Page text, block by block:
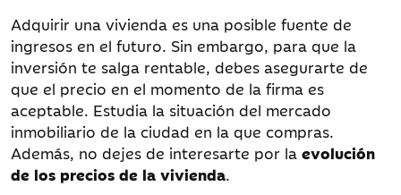
Adquirir una vivienda es una posible fuente de
ingresos en el futuro. Sin embargo, para que la
inversión te salga rentable, debes asegurarte de
que el precio en el momento de la firma es
aceptable. Estudia la situación del mercado
inmobiliario de la ciudad en la que compras.
Además, no dejes de interesarte por la evolución
de los precios de la vivienda.